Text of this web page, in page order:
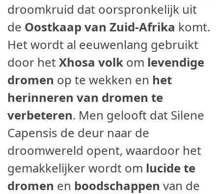
droomkruid dat oorspronkelijk uit
de Oostkaap van Zuid-Afrika komt.
Het wordt al eeuwenlang gebruikt
door hetXhosa volk om levendige
dromen op te wekken en het
herinneren van dromen te
verbeteren. Men gelooft dat Silene
Capensis de deur naar de
droomwereld opent, waardoor het
gemakkelijker wordt om lucide te
dromen en boodschappen van de